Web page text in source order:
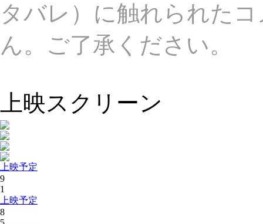
タバレ）に触れられた
ん。ご了承ください。
上映スクリーン
上映予定
9
1
上映予定
8